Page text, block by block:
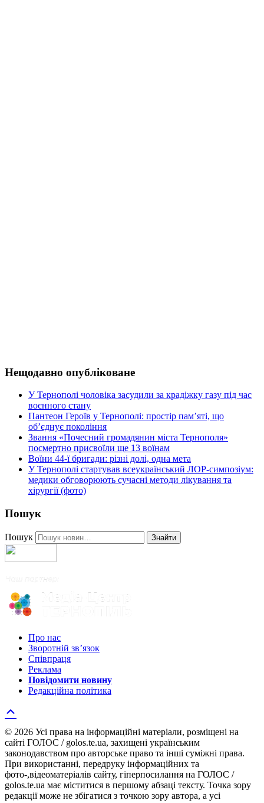
Нещодавно опубліковане
У Тернополі чоловіка засудили за крадіжку газу під час
воєнного стану
Пантеон Героїв у Тернополі: простір пам’яті, що
об’єднує покоління
Звання «Почесний громадянин міста Тернополя»
посмертно присвоїли ще 13 воїнам
Воїни 44-ї бригади: різні долі, одна мета
У Тернополі стартував всеукраїнський ЛОР-симпозіум:
медики обговорюють сучасні методи лікування та
хірургії (фото)
Пошук
Пошук Знайти
Про нас
Зворотній зв’язок
Співпраця
Реклама
Повідомити новину
Редакційна політика
© 2026 Усі права на інформаційні матеріали, розміщені на
сайті ГОЛОС / golos.te.ua, захищені українським
законодавством про авторське право та інші суміжні права.
При використанні, передруку інформаційних та
фото-,відеоматеріалів сайту, гіперпосилання на ГОЛОС /
golos.te.ua має міститися в першому абзаці тексту. Точка зору
редакції може не збігатися з точкою зору автора, а усі